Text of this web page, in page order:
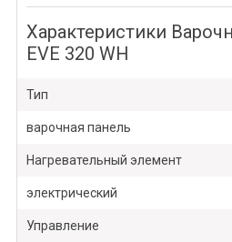
Характеристики
EVE 320 WH
Тип
варочная панель
Нагревательный элемент
электрический
Управление